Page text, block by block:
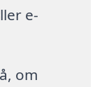
e-
om